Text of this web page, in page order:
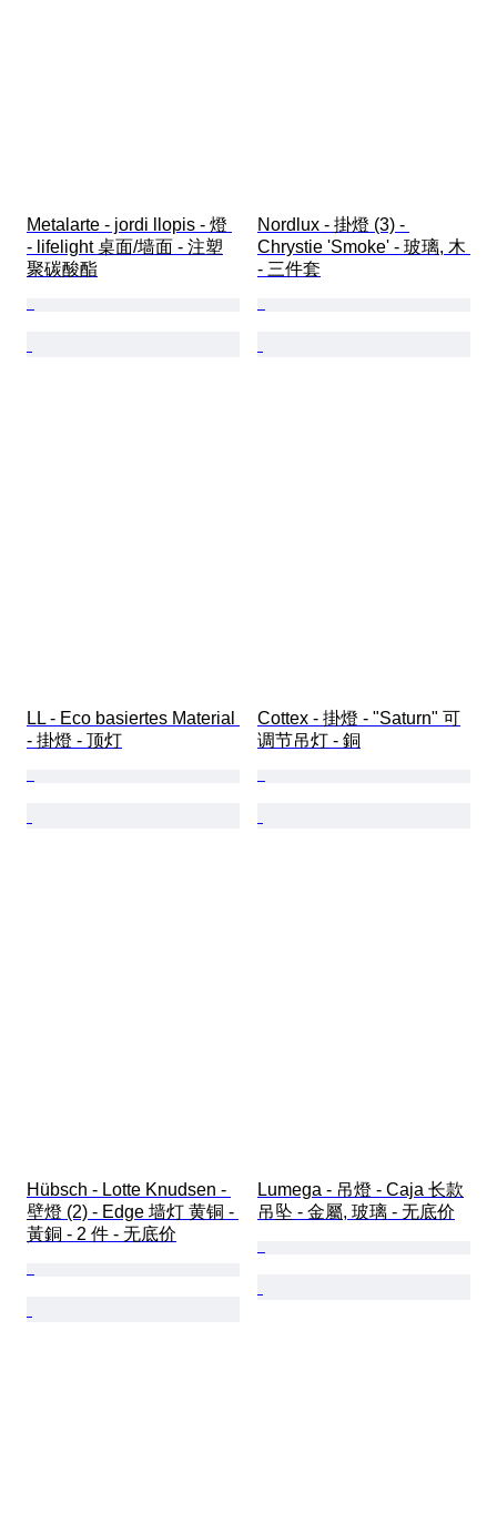
Metalarte - jordi llopis - 燈
- lifelight 桌面/墙面 - 注塑
聚碳酸酯
Nordlux - 掛燈 (3) -
Chrystie 'Smoke' - 玻璃, 木
- 三件套
LL - Eco basiertes Material
- 掛燈 - 顶灯
Cottex - 掛燈 - "Saturn" 可
调节吊灯 - 銅
Hübsch - Lotte Knudsen -
壁燈 (2) - Edge 墙灯 黄铜 -
黃銅 - 2 件 - 无底价
Lumega - 吊燈 - Caja 长款
吊坠 - 金屬, 玻璃 - 无底价